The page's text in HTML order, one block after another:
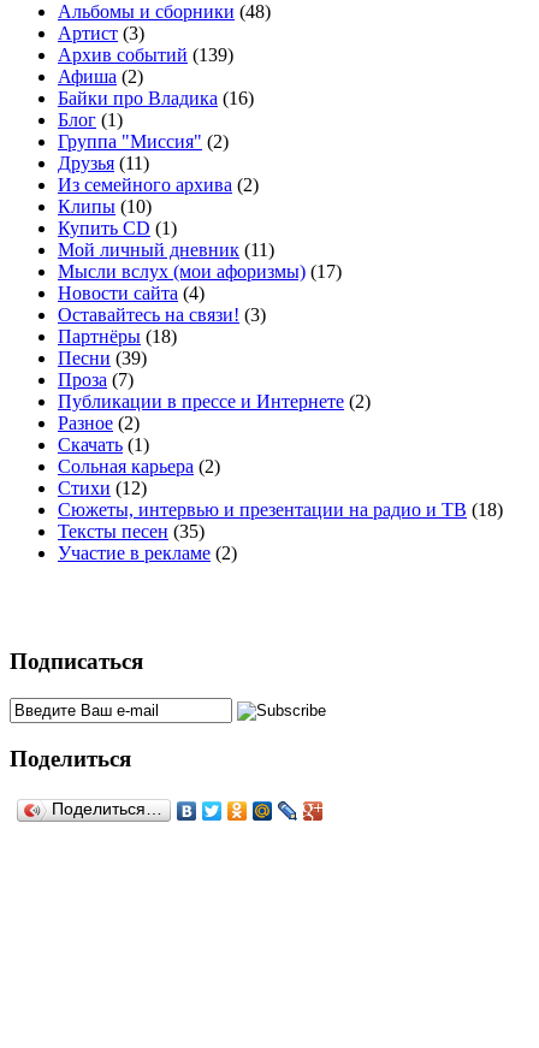
Альбомы и сборники (48)
Артист (3)
Архив событий (139)
Афиша (2)
Байки про Владика (16)
Блог (1)
Группа "Миссия" (2)
Друзья (11)
Из семейного архива (2)
Клипы (10)
Купить CD (1)
Мой личный дневник (11)
Мысли вслух (мои афоризмы) (17)
Новости сайта (4)
Оставайтесь на связи! (3)
Партнёры (18)
Песни (39)
Проза (7)
Публикации в прессе и Интернете (2)
Разное (2)
Скачать (1)
Сольная карьера (2)
Стихи (12)
Сюжеты, интервью и презентации на радио и ТВ (18)
Тексты песен (35)
Участие в рекламе (2)
Подписаться
Поделиться
Поделиться…